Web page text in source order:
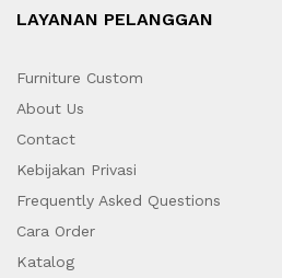
LAYANAN PELANGGAN
Furniture Custom
About Us
Contact
Kebijakan Privasi
Frequently Asked Questions
Cara Order
Katalog